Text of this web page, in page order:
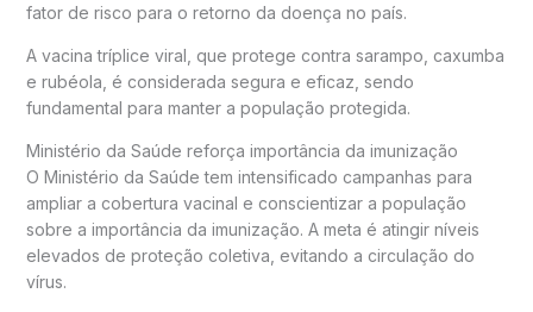
fator de risco para o retorno da doença no país.
A vacina tríplice viral, que protege contra sarampo, caxumba
e rubéola, é considerada segura e eficaz, sendo
fundamental para manter a população protegida.
Ministério da Saúde reforça importância da imunização
O Ministério da Saúde tem intensificado campanhas para
ampliar a cobertura vacinal e conscientizar a população
sobre a importância da imunização. A meta é atingir níveis
elevados de proteção coletiva, evitando a circulação do
vírus.